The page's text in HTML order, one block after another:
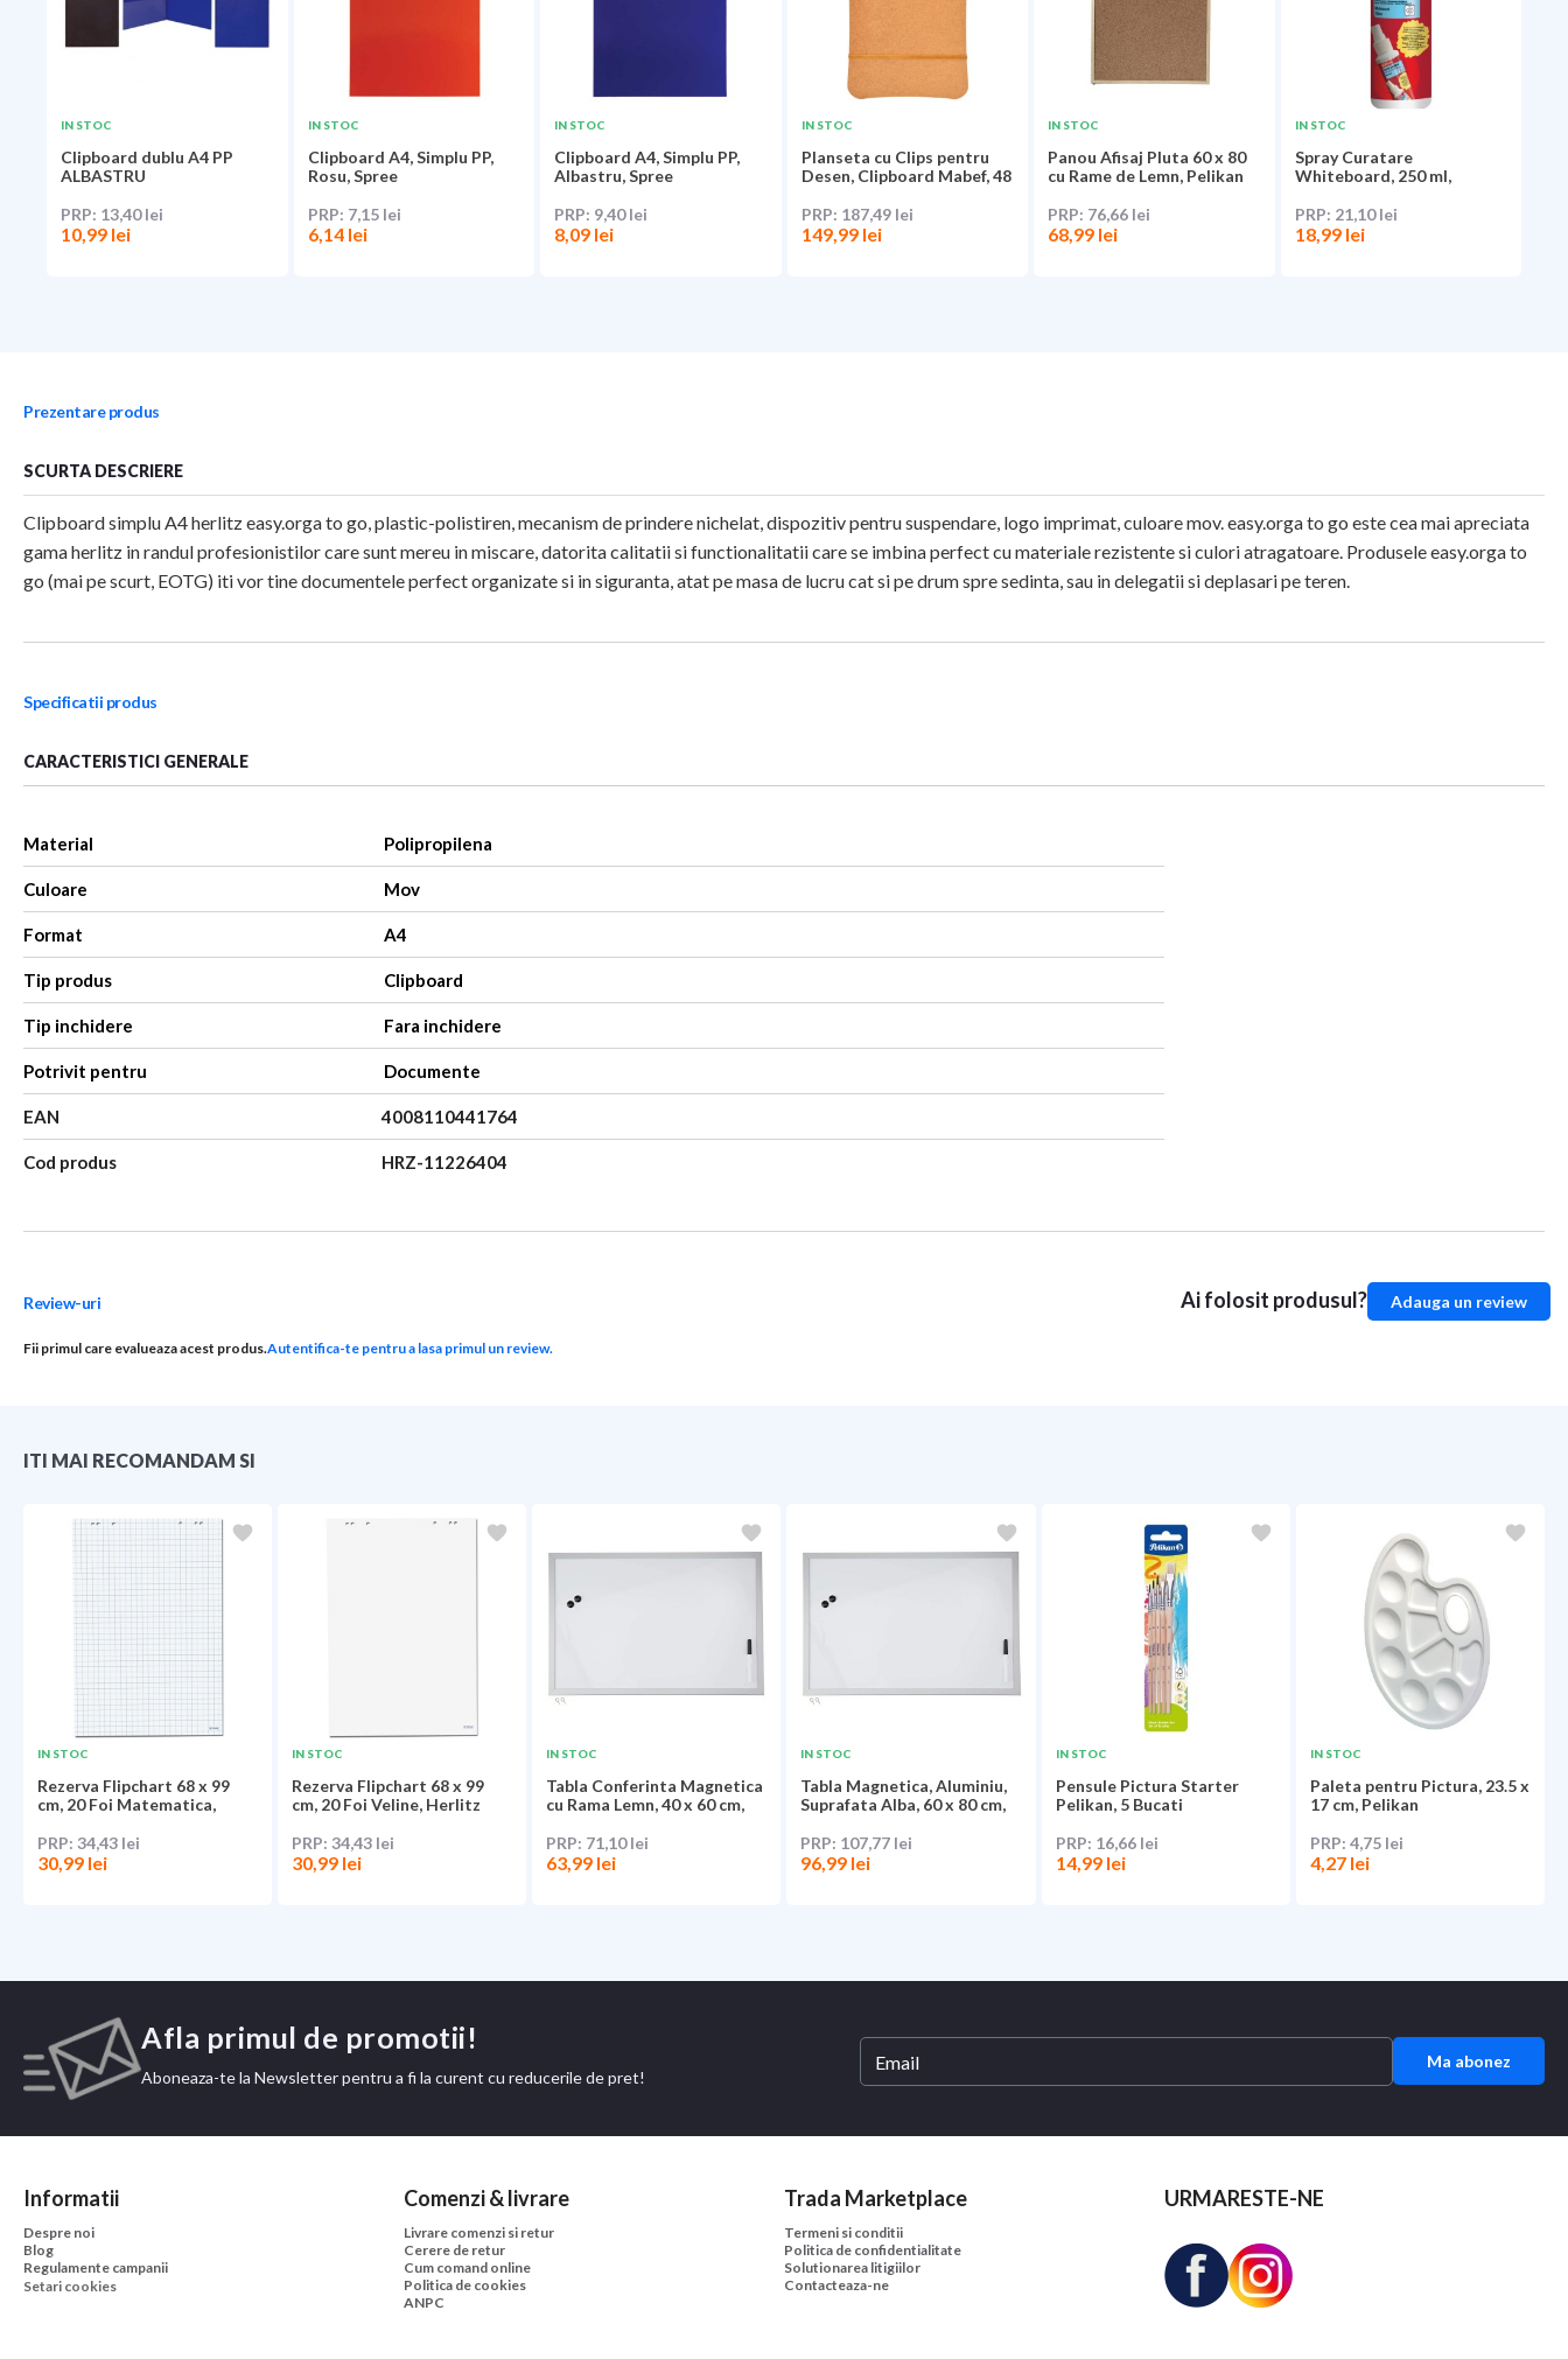
IN STOC
Clipboard dublu A4 PP
ALBASTRU
13,40 lei
10,99 lei
IN STOC
Clipboard A4, Simplu PP,
Rosu, Spree
7,15 lei
6,14 lei
IN STOC
Clipboard A4, Simplu PP,
Albastru, Spree
9,40 lei
8,09 lei
IN STOC
Planseta cu Clips pentru
Desen, Clipboard Mabef, 48
187,49 lei
149,99 lei
IN STOC
Panou Afisaj Pluta 60 x 80
cu Rame de Lemn, Pelikan
76,66 lei
68,99 lei
IN STOC
Spray Curatare
Whiteboard, 250 ml,
21,10 lei
18,99 lei
Prezentare produs
SCURTA DESCRIERE
Clipboard simplu A4 herlitz easy.orga to go, plastic-polistiren, mecanism de prindere nichelat, dispozitiv pentru suspendare, logo imprimat, culoare mov. easy.orga to go este cea mai apreciata
gama herlitz in randul profesionistilor care sunt mereu in miscare, datorita calitatii si functionalitatii care se imbina perfect cu materiale rezistente si culori atragatoare. Produsele easy.orga to
go (mai pe scurt, EOTG) iti vor tine documentele perfect organizate si in siguranta, atat pe masa de lucru cat si pe drum spre sedinta, sau in delegatii si deplasari pe teren.
Specificatii produs
CARACTERISTICI GENERALE
Material Polipropilena
Culoare Mov
Format A4
Tip produs Clipboard
Tip inchidere Fara inchidere
Potrivit pentru Documente
EAN 4008110441764
Cod produs HRZ-11226404
Review-uri Ai folosit produsul? Adauga un review
Fii primul care evalueaza acest produs.Autentifica-te pentru a lasa primul un review.
ITI MAI RECOMANDAM SI
IN STOC
Rezerva Flipchart 68 x 99
cm, 20 Foi Matematica,
34,43 lei
30,99 lei
IN STOC
Rezerva Flipchart 68 x 99
cm, 20 Foi Veline, Herlitz
34,43 lei
30,99 lei
IN STOC
Tabla Conferinta Magnetica
cu Rama Lemn, 40 x 60 cm,
71,10 lei
63,99 lei
IN STOC
Tabla Magnetica, Aluminiu,
Suprafata Alba, 60 x 80 cm,
107,77 lei
96,99 lei
IN STOC
Pensule Pictura Starter
Pelikan, 5 Bucati
16,66 lei
14,99 lei
IN STOC
Paleta pentru Pictura, 23.5 x
17 cm, Pelikan
4,75 lei
4,27 lei
Afla primul de promotii!
Aboneaza-te la Newsletter pentru a fi la curent cu reducerile de pret!
Ma abonez
Informatii
Despre noi
Blog
Regulamente campanii
Setari cookies
Comenzi & livrare
Livrare comenzi si retur
Cerere de retur
Cum comand online
Politica de cookies
ANPC
Trada Marketplace
Termeni si conditii
Politica de confidentialitate
Solutionarea litigiilor
Contacteaza-ne
URMARESTE-NE